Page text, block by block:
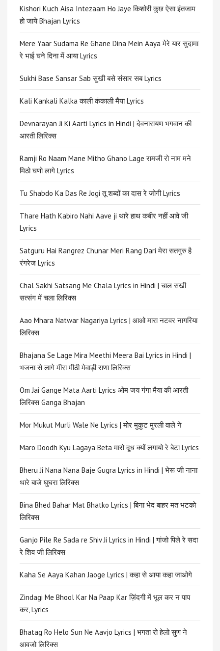
Kishori Kuch Aisa Intezaam Ho Jaye किशोरी कुछ ऐसा इंतजाम
हो जाये Bhajan Lyrics
Mere Yaar Sudama Re Ghane Dina Mein Aaya मेरे यार सुदामा
रे भाई घने दिना में आया Lyrics
Sukhi Base Sansar Sab सुखी बसे संसार सब Lyrics
Kali Kankali Kalka काली कंकाली मैया Lyrics
Devnarayan Ji Ki Aarti Lyrics in Hindi | देवनारायण भगवान की
आरती लिरिक्स
Ramji Ro Naam Mane Mitho Ghano Lage रामजी रो नाम मने
मिठो घणो लागे Lyrics
Tu Shabdo Ka Das Re Jogi तू शब्दों का दास रे जोगी Lyrics
Thare Hath Kabiro Nahi Aave ji थारे हाथ कबीर नहीं आवे जी
Lyrics
Satguru Hai Rangrez Chunar Meri Rang Dari मेरा सतगुरु है
रंगरेज Lyrics
Chal Sakhi Satsang Me Chala Lyrics in Hindi | चाल सखी
सत्संग में चला लिरिक्स
Aao Mhara Natwar Nagariya Lyrics | आओ मारा नटवर नागरिया
लिरिक्स
Bhajana Se Lage Mira Meethi Meera Bai Lyrics in Hindi |
भजना से लागे मीरा मीठी मेवाड़ी राणा लिरिक्स
Om Jai Gange Mata Aarti Lyrics ओम जय गंगा मैया की आरती
लिरिक्स Ganga Bhajan
Mor Mukut Murli Wale Ne Lyrics | मोर मुकुट मुरली वाले ने
Maro Doodh Kyu Lagaya Beta मारो दूध क्यों लगायो रे बेटा Lyrics
Bheru Ji Nana Nana Baje Gugra Lyrics in Hindi | भेरू जी नाना
थारे बाजे घुघरा लिरिक्स
Bina Bhed Bahar Mat Bhatko Lyrics | बिना भेद बाहर मत भटको
लिरिक्स
Ganjo Pile Re Sada re Shiv Ji Lyrics in Hindi | गांजो पिले रे सदा
रे शिव जी लिरिक्स
Kaha Se Aaya Kahan Jaoge Lyrics | कहा से आया कहा जाओगे
Zindagi Me Bhool Kar Na Paap Kar ज़िंदगी में भूल कर न पाप
कर, Lyrics
Bhatag Ro Helo Sun Ne Aavjo Lyrics | भगता रो हेलो सुण ने
आवजो लिरिक्स